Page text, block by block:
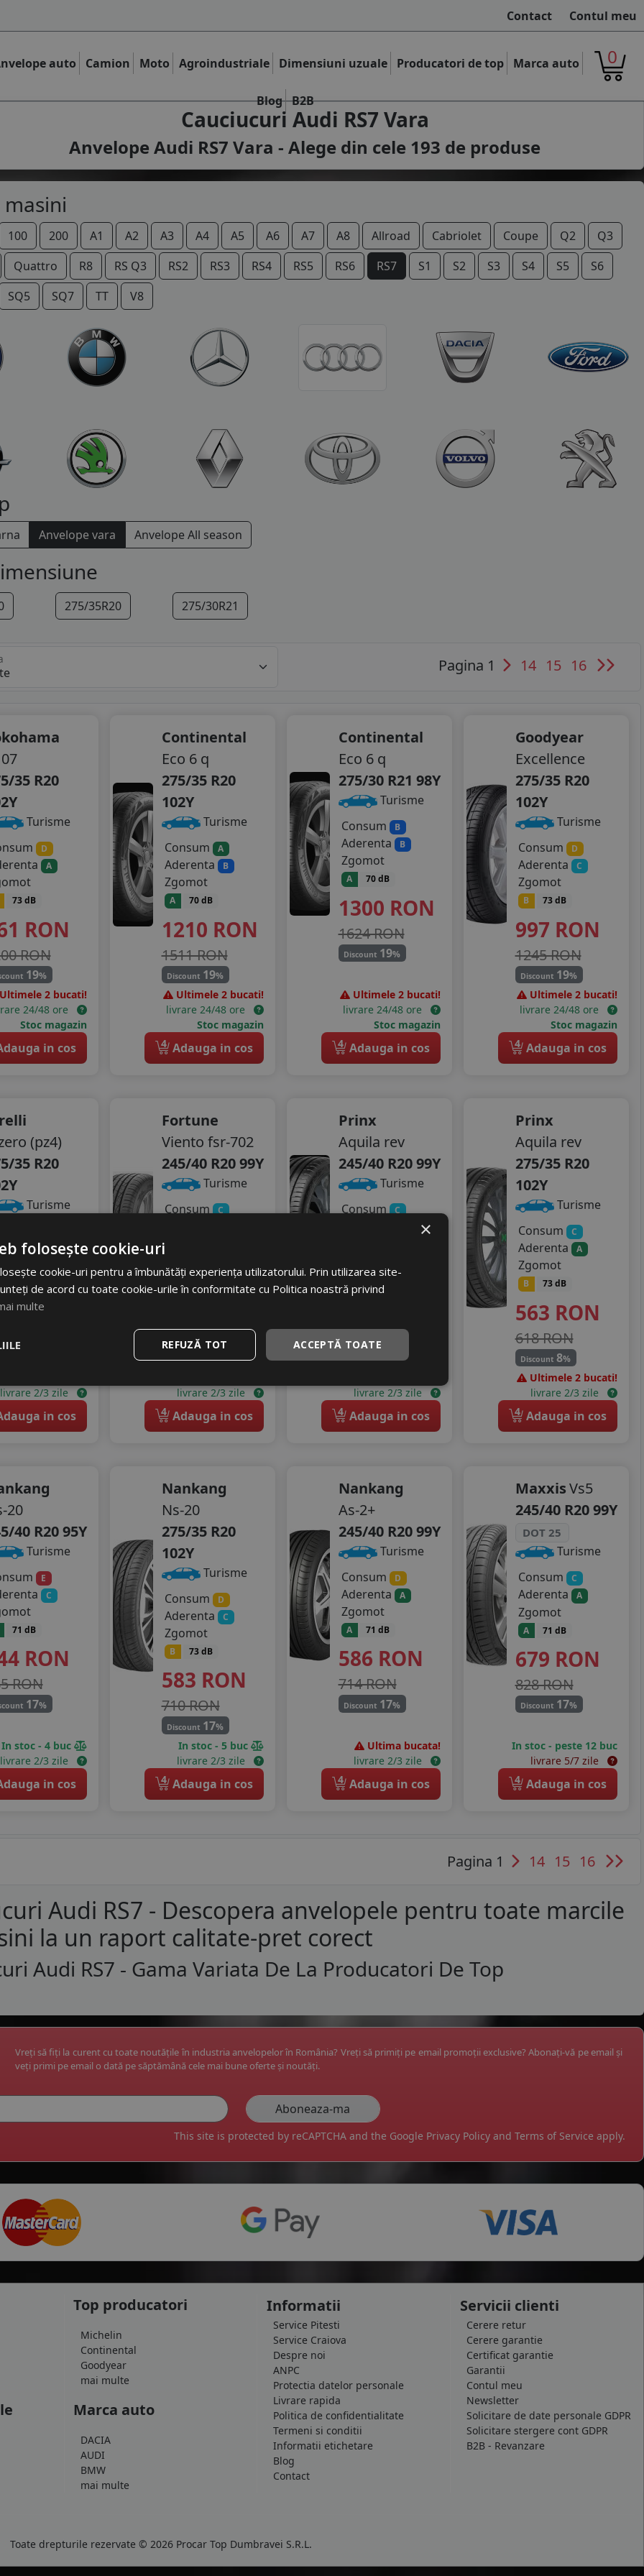
Contact Contul meu
auto Camion Moto Agroindustriale Dimensiuni uzuale Producatori de top Marca auto
Blog B2B
0
Cauciucuri Audi RS7 Vara
Anvelope Audi RS7 Vara - Alege din cele 193 de produse
100 200 A1 A2 A3 A4 A5 A6 A7 A8 Allroad Cabriolet Coupe Q2
Q3
Quattro R8 RS Q3 RS2 RS3 RS4 RS5 RS6 RS7 S1 S2 S3 S4 S5
S6
SQ5 SQ7 TT V8
Anvelope vara Anvelope All season
275/35R20 275/30R21
Pagina 1 14 15 16
35 R20
Turisme
D
A
73 dB
RON
RON
19%
Ultimele 2 bucati!
24/48 ore
Stoc magazin
in cos
Continental
Eco 6 q
275/35 R20
102Y
Turisme
Consum
A
Aderenta B
Zgomot
A 70 dB
1210 RON
1511 RON
Discount 19%
Ultimele 2 bucati!
livrare 24/48 ore
Stoc magazin
4 Adauga in cos
Continental
Eco 6 q
275/30 R21 98Y
Turisme
Consum
B
Aderenta B
Zgomot
A 70 dB
1300 RON
1624 RON
Discount 19%
Ultimele 2 bucati!
livrare 24/48 ore
Stoc magazin
4 Adauga in cos
Goodyear
Excellence
275/35 R20
102Y
Turisme
Consum
D
Aderenta C
Zgomot
B 73 dB
997 RON
1245 RON
Discount 19%
Ultimele 2 bucati!
livrare 24/48 ore
Stoc magazin
4 Adauga in cos
(pz4)
35 R20
Turisme
B
72 dB
RON
RON
livrare 2/3 zile
in cos
Fortune
Viento fsr-702
245/40 R20 99Y
Turisme
Consum
C
Zgomot
436RON
Discount
livrare 2/3 zile
4 Adauga in cos
Prinx
Aquila rev
245/40 R20 99Y
Turisme
Consum
C
504RON
livrare 2/3 zile
4 Adauga in cos
Prinx
Aquila rev
275/35 R20
102Y
Turisme
Consum
C
Aderenta A
Zgomot
B 73 dB
563 RON
618 RON
Discount8%
Ultimele 2 bucati!
livrare 2/3 zile
4 Adauga in cos
20
40 R20 95Y
Turisme
E
C
71 dB
RON
RON
17%
In stoc - 4 buc
livrare 2/3 zile
in cos
Nankang
Ns-20
275/35 R20
102Y
Turisme
Consum
D
Aderenta C
Zgomot
B 73 dB
583 RON
710 RON
Discount 17%
In stoc - 5 buc
livrare 2/3 zile
4 Adauga in cos
Nankang
As-2+
245/40 R20 99Y
Turisme
Consum
D
Aderenta A
Zgomot
A 71 dB
586 RON
714 RON
Discount 17%
Ultima bucata!
livrare 2/3 zile
4 Adauga in cos
MaxxisVs5
245/40 R20 99Y
DOT 25
Turisme
Consum
C
Aderenta A
Zgomot
A 71 dB
679 RON
828 RON
Discount 17%
In stoc - peste 12 buc
livrare 5/7 zile
4 Adauga in cos
Pagina 1 14 15 16
Audi RS7 - Descopera anvelopele pentru toate marcile
la un raport calitate-pret corect
Audi RS7 - Gama Variata De La Producatori De Top
Vreți să fiți la curent cu toate noutățile în industria anvelopelor în România? Vreți să primiți pe email promoții exclusive? Abonați-vă pe email și
veți primi pe email o dată pe săptămână cele mai bune oferte și noutăți.
This site is protected by reCAPTCHA and the Google Privacy Policy and Terms of Service apply.
Top producatori
Michelin
Continental
Goodyear
mai multe
Marca auto
DACIA
AUDI
BMW
mai multe
Informatii
Service Pitesti
Service Craiova
Despre noi
ANPC
Protectia datelor personale
Livrare rapida
Politica de confidentialitate
Termeni si conditii
Informatii etichetare
Blog
Contact
Servicii clienti
Cerere retur
Cerere garantie
Certificat garantie
Garantii
Contul meu
Newsletter
Solicitare de date personale GDPR
Solicitare stergere cont GDPR
B2B - Revanzare
Toate drepturile rezervate © 2026 Procar Top Dumbravei S.R.L.
×
folosește cookie-uri
cookie-uri pentru a îmbunătăți experiența utilizatorului. Prin utilizarea site-
de acord cu toate cookie-urile în conformitate cu Politica noastră privind
multe
ACCEPTĂ TOATE
REFUZĂ TOT